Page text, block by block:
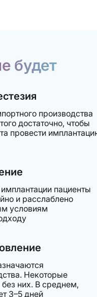
будет
производства
достаточно, чтобы
провести
пациенты
и расслаблено
условиям
Некоторые
них. В среднем,
3–5 дней